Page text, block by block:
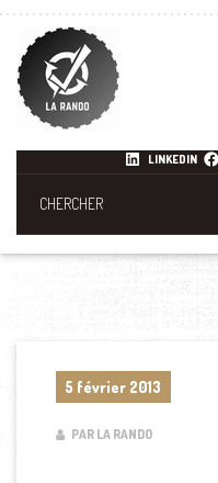
LINKEDIN
5 février 2013
PAR LA RANDO